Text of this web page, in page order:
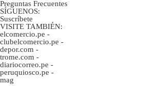
Preguntas Frecuentes
SÍGUENOS:
Suscríbete
VISITE TAMBIÉN:
elcomercio.pe -
clubelcomercio.pe -
depor.com -
trome.com -
diariocorreo.pe -
peruquiosco.pe -
mag